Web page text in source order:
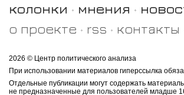
колонки мнения
о проекте
rss контакты
2026 © Центр политического анализа
При использовании материалов гиперссылка
Отдельные публикации могут содержать
не предназначенные для пользователей младше